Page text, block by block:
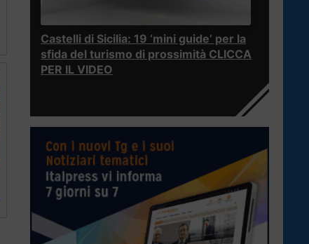
Castelli di Sicilia: 19 ‘mini guide’ per la
sfida del turismo di prossimità CLICCA
PER IL VIDEO